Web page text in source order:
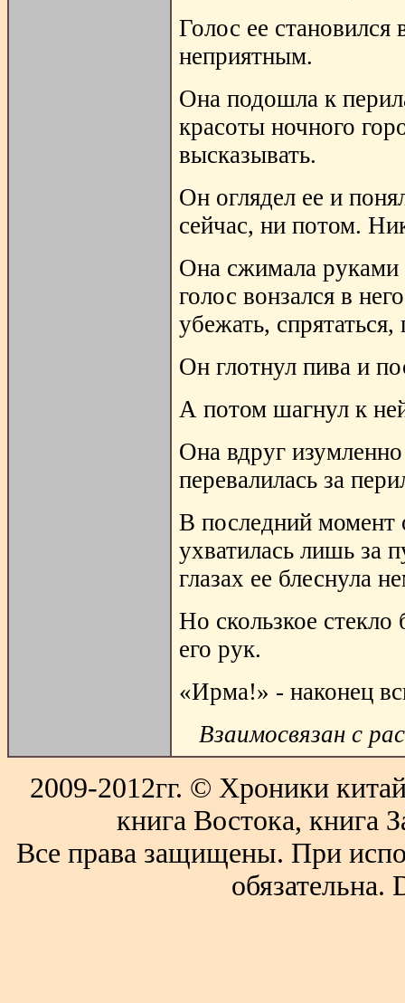
Голос ее становился
неприятным.
Она подошла к
красоты ночного
высказывать.
Он оглядел ее и
сейчас, ни потом.
Она сжимала руками
голос вонзался в
убежать,
Он глотнул пива и
А потом шагнул к
Она вдруг
перевалилась за
В последний момент
ухватилась лишь за
глазах ее блеснула
Но скользкое стекло
его рук.
«Ирма!» - наконец
Взаимосвязан с
2009-2012гг. © Хроники
книга Востока, книга
Все права защищены. При